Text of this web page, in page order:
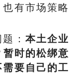
有市场策略
： 本土企业
时的松绑意
要自己的工